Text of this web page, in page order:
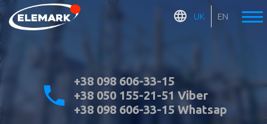
UK EN
+38 098 606-33-15
+38 050 155-21-51 Viber
+38 098 606-33-15 Whatsap